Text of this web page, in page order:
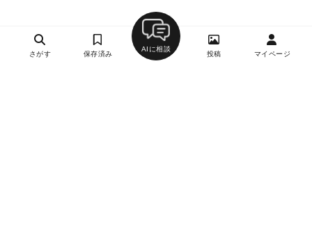
さがす 保存済み
AIに相談
投稿 マイページ